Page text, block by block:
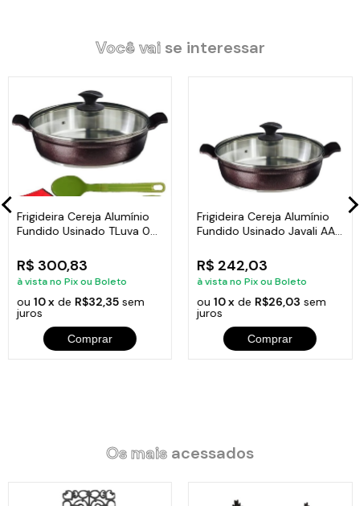
Itens Inclusos:
01 Frigideira Cereja Alumínio Fundido Usinado Javali AM 30cm.
01 Tampa de Vidro Temperado Avulsa 30cm.
Código:498-JAV.
Você vaise interessar
Frigideira Cereja Alumínio
Fundido Usinado TLuva 04
R$ 300,83
à vista no Pix ou Boleto
ou 10 xde R$32,35sem
juros
Comprar
Frigideira Cereja Alumínio
Fundido Usinado Javali AA
R$ 242,03
à vista no Pix ou Boleto
ou 10 xde R$26,03 sem
juros
Comprar
Os mais acessados